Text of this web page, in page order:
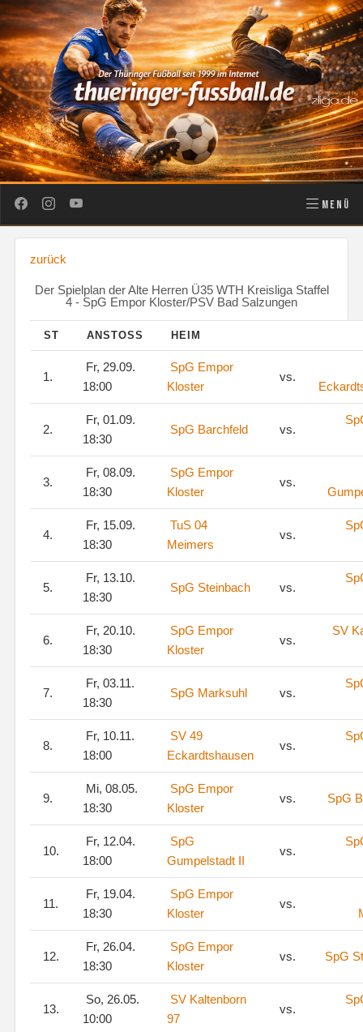
MENÜ
zurück
Der Spielplan der Alte Herren Ü35 WTH Kreisliga Staffel
4 - SpG Empor Kloster/PSV Bad Salzungen
ST ANSTOSS HEIM
1.
Fr, 29.09.
18:00
SpG Empor
Kloster
vs.
2.
Fr, 01.09.
18:30
SpG Barchfeld vs.
3.
Fr, 08.09.
18:30
SpG Empor
Kloster
vs.
4.
Fr, 15.09.
18:30
TuS 04
Meimers
vs.
5.
Fr, 13.10.
18:30
SpG Steinbach vs.
6.
Fr, 20.10.
18:30
SpG Empor
Kloster
vs.
SV
7.
Fr, 03.11.
18:30
SpG Marksuhl vs.
8.
Fr, 10.11.
18:00
SV 49
Eckardtshausen
vs.
9.
Mi, 08.05.
18:30
SpG Empor
Kloster
vs. SpG
10.
Fr, 12.04.
18:00
SpG
Gumpelstadt II
vs.
11.
Fr, 19.04.
18:30
SpG Empor
Kloster
vs.
12.
Fr, 26.04.
18:30
SpG Empor
Kloster
vs. SpG
13.
So, 26.05.
10:00
SV Kaltenborn
97
vs.